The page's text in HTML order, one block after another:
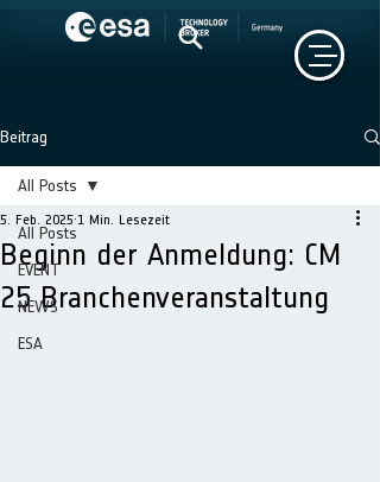
Beitrag
All Posts
EVENT
NEWS
ESA
All Posts
Beginn der Anmeldung: CM
25 Branchenveranstaltung
5. Feb. 2025 1 Min. Lesezeit